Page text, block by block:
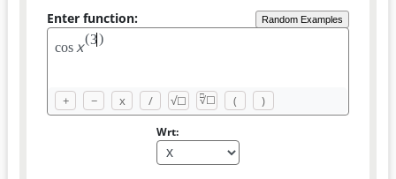
Enter function: Random Examples
cosx(3)
+ − x / √☐ □
√☐ ( )
Wrt: